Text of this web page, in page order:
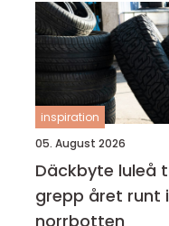
inspiration
05. August 2026
Däckbyte luleå tryggt
grepp året runt i
norrbotten